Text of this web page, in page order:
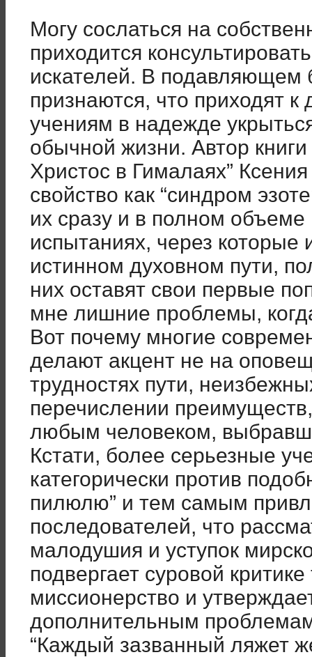
Могу сослаться на
приходится
искателей. В подавляющем
признаются, что приходят к
учениям в надежде
обычной жизни. Автор
Христос в Гималаях”
свойство как “синдром
их сразу и в полном объеме
испытаниях, через которые
истинном духовном пути,
них оставят свои первые
мне лишние проблемы,
Вот почему многие
делают акцент не на
трудностях пути,
перечислении
любым человеком,
Кстати, более серьезные
категорически против
пилюлю” и тем самым
последователей, что
малодушия и уступок
подвергает суровой
миссионерство и
дополнительным
“Каждый зазванный ляжет